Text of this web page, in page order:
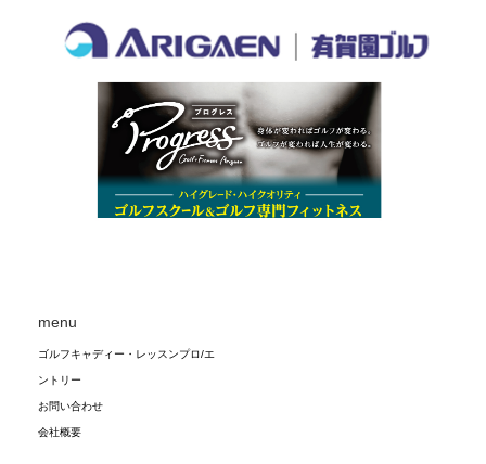
menu
ゴルフキャディー・レッスンプロ/エ
ントリー
お問い合わせ
会社概要